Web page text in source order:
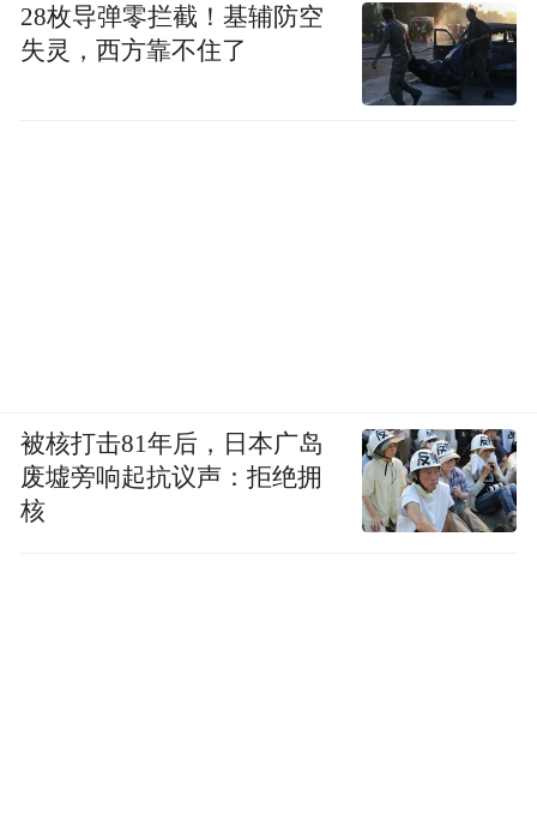
“特别声明：以上作品内容(包括在内的视频、图片或音
频)为凤凰网旗下自媒体平台“大风号”用户上传并发
28枚导弹零拦截！基辅防空
失灵，西方靠不住了
被核打击81年后，日本广岛
废墟旁响起抗议声：拒绝拥
核